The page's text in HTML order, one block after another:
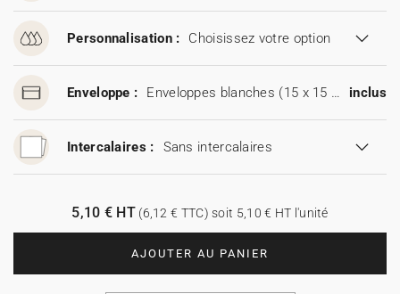
Personnalisation : Choisissez votre option
Enveloppe : Enveloppes blanches (15 x 15 cm) inclus
Intercalaires : Sans intercalaires
AJOUTER AU PANIER
5,10 € HT(6,12 € TTC) soit 5,10 € HT l'unité